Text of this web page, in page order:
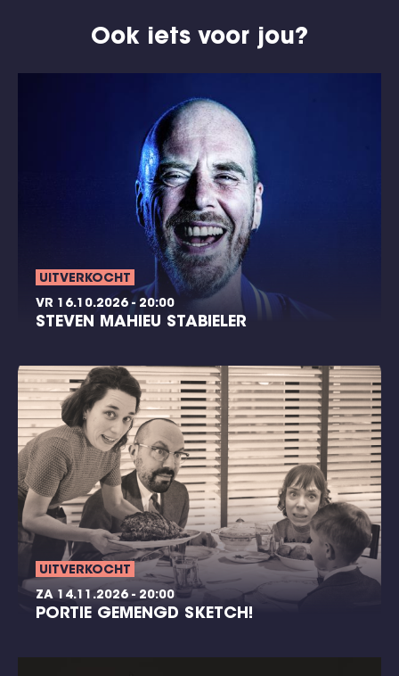
Ook iets voor jou?
UITVERKOCHT
VR 16.10.2026 - 20:00
STEVEN MAHIEU STABIELER
UITVERKOCHT
ZA 14.11.2026 - 20:00
PORTIE GEMENGD SKETCH!